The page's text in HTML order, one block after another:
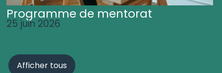
Programme de mentorat
25 juin 2026
Afficher tous